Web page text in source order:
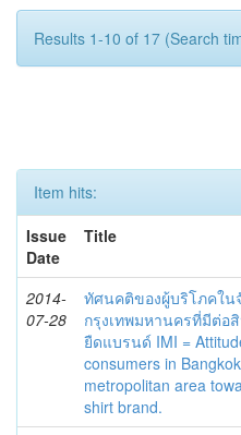
Results 1-10 of 17 (Search
Item hits:
Issue
Date
Title
2014-
07-28
ทัศนคติของผู้บริโภคใน
กรุงเทพมหานครที่มีต่อ
ยืดแบรนด์ IMI =
consumers in Bangkok
metropolitan area
shirt brand.